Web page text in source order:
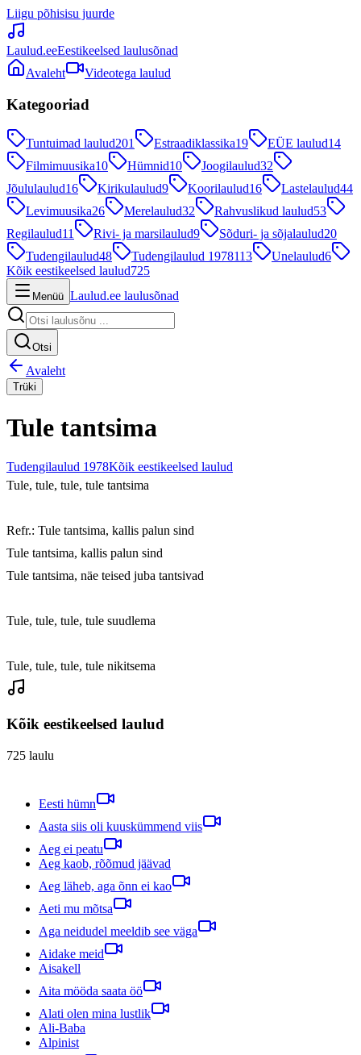
Liigu põhisisu juurde
Laulud.eeEestikeelsed laulusõnad
Avaleht
Videotega laulud
Kategooriad
Tuntuimad laulud201 Estraadiklassika19 EÜE laulud14
Filmimuusika10 Hümnid10 Joogilaulud32
Jõululaulud16 Kirikulaulud9 Koorilaulud16 Lastelaulud44
Levimuusika26 Merelaulud32 Rahvuslikud laulud53
Regilaulud11 Rivi- ja marsilaulud9 Sõduri- ja sõjalaulud20
Tudengilaulud48 Tudengilaulud 1978113 Unelaulud6
Kõik eestikeelsed laulud725
Menüü Laulud.ee laulusõnad
Otsi
Avaleht
Trüki
Tule tantsima
Tudengilaulud 1978Kõik eestikeelsed laulud
Tule, tule, tule, tule tantsima
Refr.: Tule tantsima, kallis palun sind
Tule tantsima, kallis palun sind
Tule tantsima, näe teised juba tantsivad
Tule, tule, tule, tule suudlema
Tule, tule, tule, tule nikitsema
Kõik eestikeelsed laulud
725 laulu
Eesti hümn
Aasta siis oli kuuskümmend viis
Aeg ei peatu
Aeg kaob, rõõmud jäävad
Aeg läheb, aga õnn ei kao
Aeti mu mõtsa
Aga neidudel meeldib see väga
Aidake meid
Aisakell
Aita mööda saata öö
Alati olen mina lustlik
Ali-Baba
Alpinist